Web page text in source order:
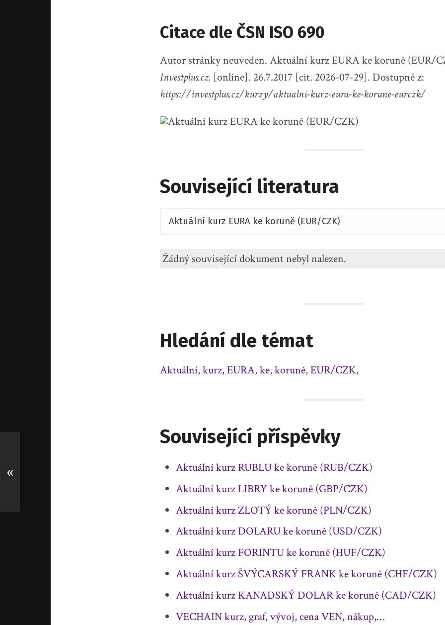
Citace dle ČSN ISO 690
Autor stránky neuveden. Aktuální kurz EURA ke koruně (EUR/
Investplus.cz. [online]. 26.7.2017 [cit. 2026-07-29]. Dostupné z:
https://investplus.cz/kurzy/aktualni-kurz-eura-ke-korune-eurczk/
Související literatura
Žádný související dokument nebyl nalezen.
Hledání dle témat
Aktuální,kurz,EURA,ke,koruně,EUR/CZK,
Související příspěvky
Aktuální kurz RUBLU ke koruně (RUB/CZK)
Aktuální kurz LIBRY ke koruně (GBP/CZK)
Aktuální kurz ZLOTÝ ke koruně (PLN/CZK)
Aktuální kurz DOLARU ke koruně (USD/CZK)
Aktuální kurz FORINTU ke koruně (HUF/CZK)
Aktuální kurz ŠVÝCARSKÝ FRANK ke koruně (CHF/CZK)
Aktuální kurz KANADSKÝ DOLAR ke koruně (CAD/CZK)
VECHAIN kurz, graf, vývoj, cena VEN, nákup,…
«